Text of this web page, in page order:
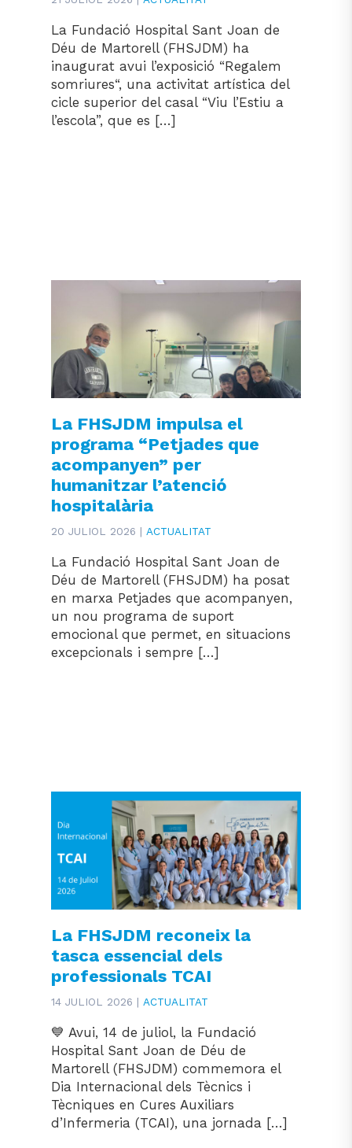
La Fundació Hospital Sant Joan de
Déu de Martorell (FHSJDM) ha
inaugurat avui l’exposició “Regalem
somriures“, una activitat artística del
cicle superior del casal “Viu l’Estiu a
l’escola”, que es […]
La FHSJDM impulsa el
programa “Petjades que
acompanyen” per
humanitzar l’atenció
hospitalària
20 JULIOL 2026 | ACTUALITAT
La Fundació Hospital Sant Joan de
Déu de Martorell (FHSJDM) ha posat
en marxa Petjades que acompanyen,
un nou programa de suport
emocional que permet, en situacions
excepcionals i sempre […]
La FHSJDM reconeix la
tasca essencial dels
professionals TCAI
14 JULIOL 2026 | ACTUALITAT
💙 Avui, 14 de juliol, la Fundació
Hospital Sant Joan de Déu de
Martorell (FHSJDM) commemora el
Dia Internacional dels Tècnics i
Tècniques en Cures Auxiliars
d’Infermeria (TCAI), una jornada […]